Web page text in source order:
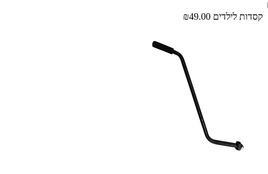
קסדות לילדים ₪49.00